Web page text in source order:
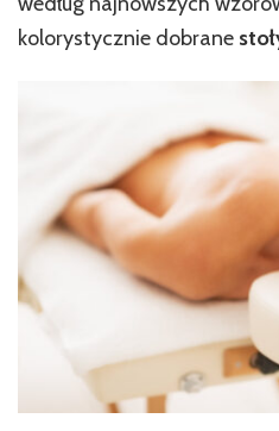
kolorystycznie dobrane